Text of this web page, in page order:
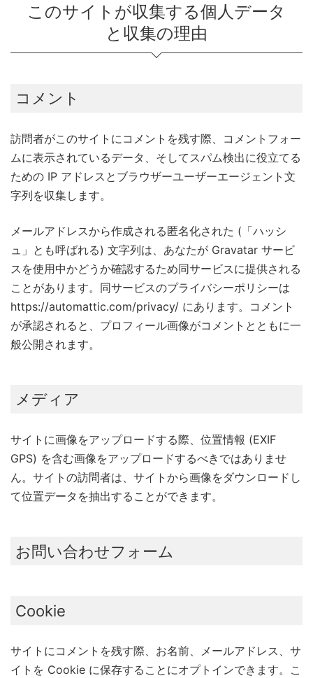
このサイトが収集する個人データ
と収集の理由
コメント
訪問者がこのサイトにコメントを残す際、コメントフォー
ムに表示されているデータ、そしてスパム検出に役立てる
ための IP アドレスとブラウザーユーザーエージェント文
字列を収集します。
メールアドレスから作成される匿名化された (「ハッシ
ュ」とも呼ばれる) 文字列は、あなたが Gravatar サービ
スを使用中かどうか確認するため同サービスに提供される
ことがあります。同サービスのプライバシーポリシーは
https://automattic.com/privacy/ にあります。コメント
が承認されると、プロフィール画像がコメントとともに一
般公開されます。
メディア
サイトに画像をアップロードする際、位置情報 (EXIF
GPS) を含む画像をアップロードするべきではありませ
ん。サイトの訪問者は、サイトから画像をダウンロードし
て位置データを抽出することができます。
お問い合わせフォーム
Cookie
サイトにコメントを残す際、お名前、メールアドレス、サ
イトを Cookie に保存することにオプトインできます。こ